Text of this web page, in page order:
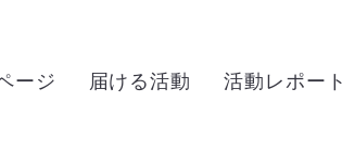
ージ 届ける活動 活動レポート